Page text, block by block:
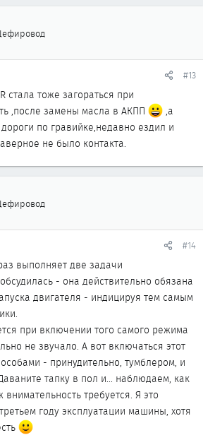
#13
стала тоже загораться при
,после замены масла в АКПП
,а
по гравийке,недавно ездил и
не было контакта.
#14
выполняет две задачи
- она действительно обязана
двигателя - индицируя тем самым
при включении того самого режима
не звучало. А вот включаться этот
- принудительно, тумблером, и
тапку в пол и... наблюдаем, как
требуется. Я это
году эксплуатации машины, хотя